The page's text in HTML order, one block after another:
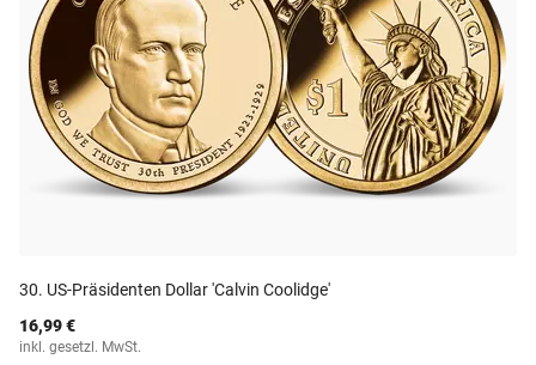
30. US-Präsidenten Dollar 'Calvin Coolidge'
16,99 €
inkl. gesetzl. MwSt.